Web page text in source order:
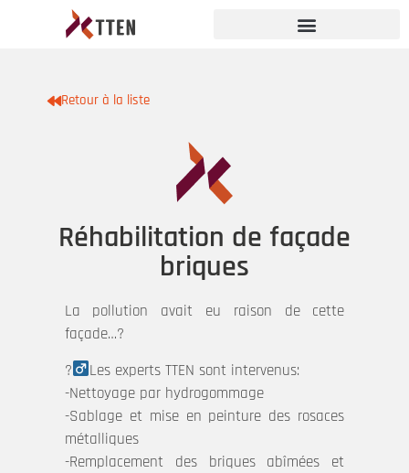
Retour à la liste
Réhabilitation de façade
briques
La pollution avait eu raison de cette
façade…?
?‍
Les experts TTEN sont intervenus:
-Nettoyage par hydrogommage
-Sablage et mise en peinture des rosaces
métalliques
-Remplacement des briques abîmées et